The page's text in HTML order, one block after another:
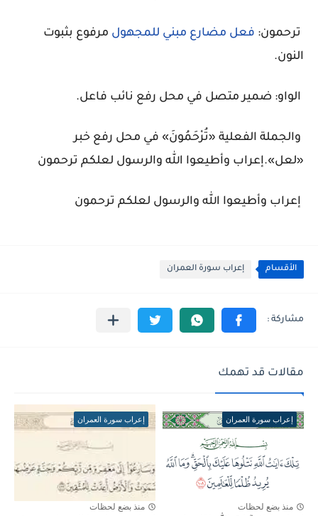
ترحمون: فعل مضارع مبني للمجهول مرفوع بثبوت
النون.
الواو: ضمير متصل في محل رفع نائب فاعل.
والجملة الفعلية «تُرْحَمُونَ» في محل رفع خبر
«لعل».إعراب وأطيعوا الله والرسول لعلكم ترحمون
إعراب وأطيعوا الله والرسول لعلكم ترحمون
الأقسام إعراب سورة العمران
مقالات قد تهمك
إعراب سورة العمران
منذ بضع لحظات
إعراب سورة العمران
منذ بضع لحظات